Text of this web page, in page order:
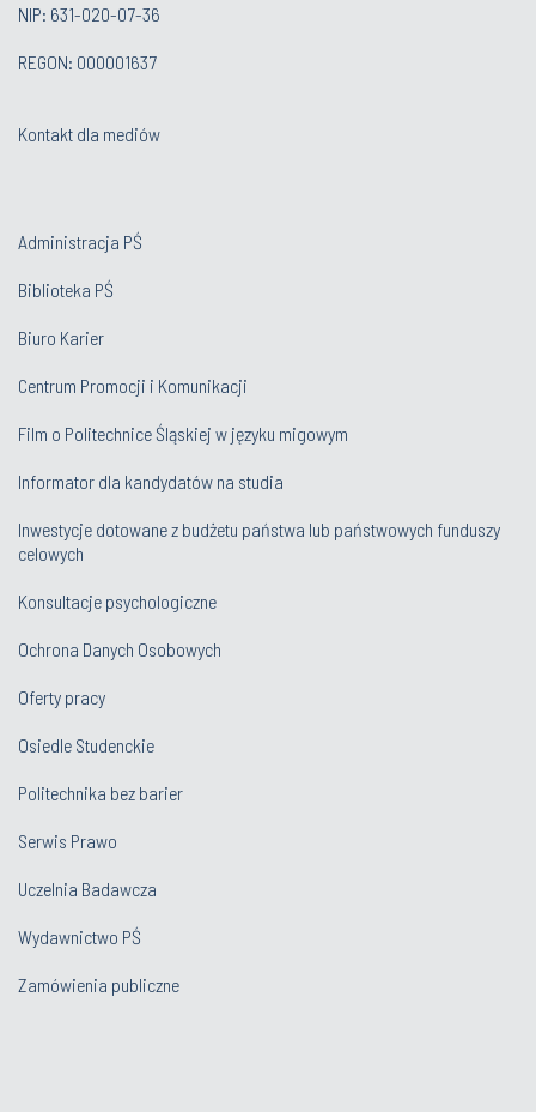
NIP: 631-020-07-36
REGON: 000001637
Kontakt dla mediów
Administracja PŚ
Biblioteka PŚ
Biuro Karier
Centrum Promocji i Komunikacji
Film o Politechnice Śląskiej w języku migowym
Informator dla kandydatów na studia
Inwestycje dotowane z budżetu państwa lub państwowych funduszy
celowych
Konsultacje psychologiczne
Ochrona Danych Osobowych
Oferty pracy
Osiedle Studenckie
Politechnika bez barier
Serwis Prawo
Uczelnia Badawcza
Wydawnictwo PŚ
Zamówienia publiczne